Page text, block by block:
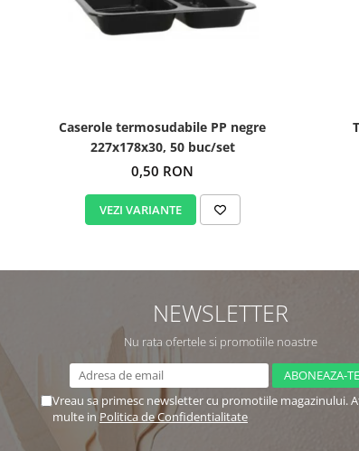
Caserole termosudabile PP negre
227x178x30, 50 buc/set
0,50 RON
VEZI VARIANTE
NEWSLETTER
Nu rata ofertele si promotiile noastre
Vreau sa primesc newsletter cu promotiile magazinului.
multe in Politica de Confidentialitate